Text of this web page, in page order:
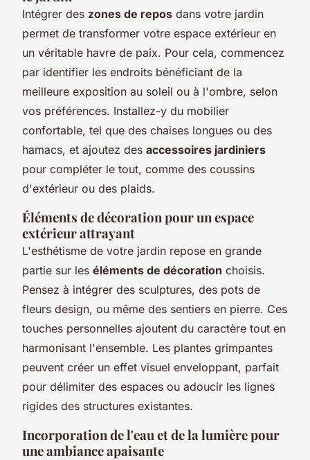
Intégrer des zones de repos dans votre jardin
permet de transformer votre espace extérieur en
un véritable havre de paix. Pour cela, commencez
par identifier les endroits bénéficiant de la
meilleure exposition au soleil ou à l'ombre, selon
vos préférences. Installez-y du mobilier
confortable, tel que des chaises longues ou des
hamacs, et ajoutez des accessoires jardiniers
pour compléter le tout, comme des coussins
d'extérieur ou des plaids.
Éléments de décoration pour un espace
extérieur attrayant
L'esthétisme de votre jardin repose en grande
partie sur les éléments de décoration choisis.
Pensez à intégrer des sculptures, des pots de
fleurs design, ou même des sentiers en pierre. Ces
touches personnelles ajoutent du caractère tout en
harmonisant l'ensemble. Les plantes grimpantes
peuvent créer un effet visuel enveloppant, parfait
pour délimiter des espaces ou adoucir les lignes
rigides des structures existantes.
Incorporation de l'eau et de la lumière pour
une ambiance apaisante